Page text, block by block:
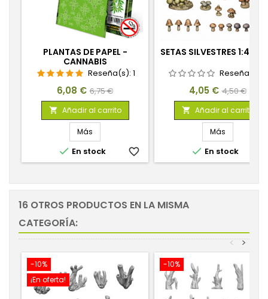
PLANTAS DE PAPEL -
CANNABIS
Reseña(s): 1
Precio
6,08 € Precio
base
6,75 €
 Añadir al carrito
Más
 En stock favorite_border
SETAS SILVESTRES 1:48-
Reseña(s):
Precio
4,05 € Precio
base
4,50 €
 Añadir al carrito
Más
 En stock
16 OTROS PRODUCTOS EN LA MISMA
CATEGORÍA:
>
<
-10%
¡En oferta!
-10%